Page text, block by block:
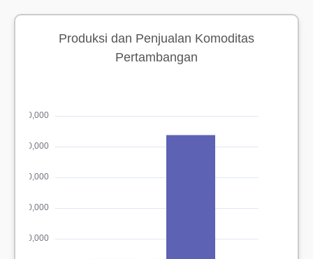
Produksi dan Penjualan Komoditas
Pertambangan